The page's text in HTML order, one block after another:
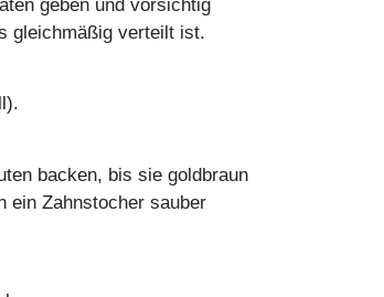
geben und vorsichtig
gleichmäßig verteilt ist.
backen, bis sie goldbraun
ein Zahnstocher sauber